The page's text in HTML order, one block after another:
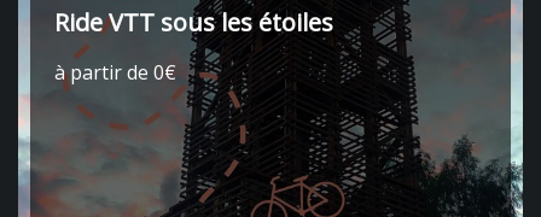
Ride VTT sous les étoiles
à partir de 0€